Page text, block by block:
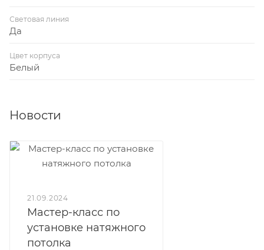
Световая линия
Да
Цвет корпуса
Белый
Новости
21.09.2024
Мастер-класс по
установке натяжного
потолка